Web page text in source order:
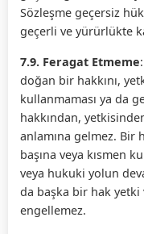
Sözleşme geçersiz
geçerli ve yürürlükte
7.9. Feragat Etmeme
doğan bir hakkını,
kullanmaması ya da
hakkından,
anlamına gelmez. Bir
başına veya kısmen
veya hukuki yolun
da başka bir hak yetki
engellemez.